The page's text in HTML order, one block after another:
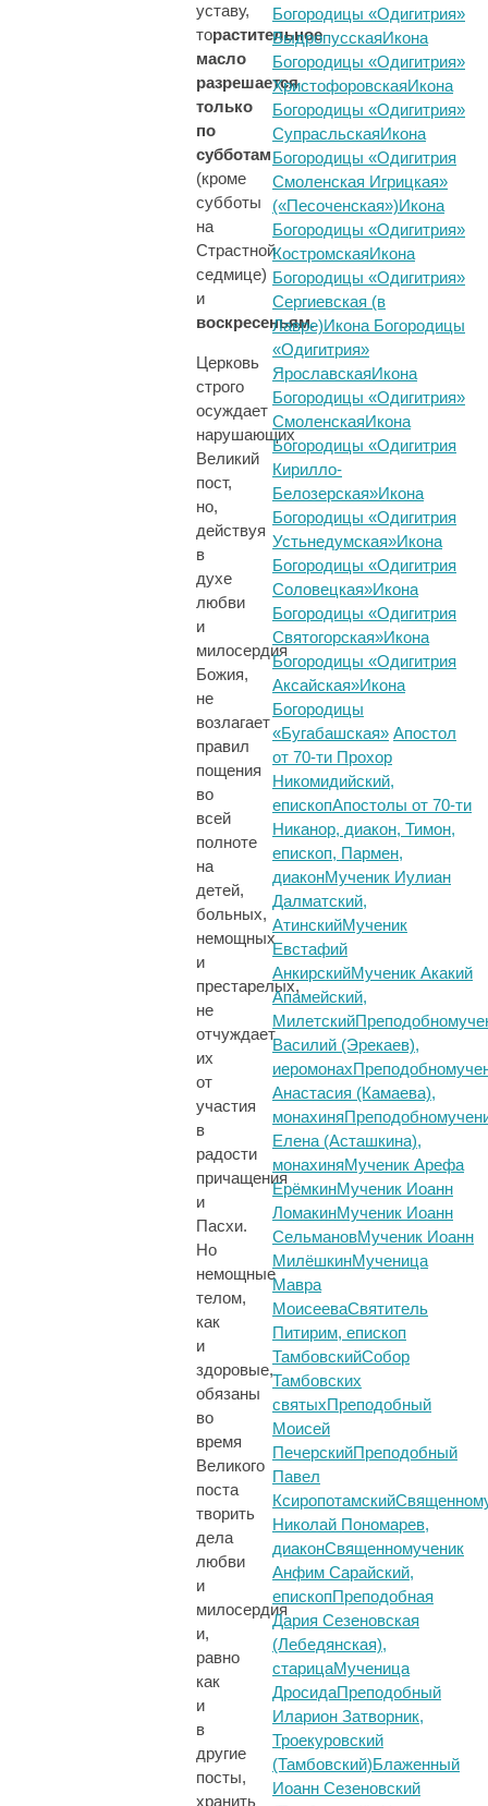
уставу,
торастительное
масло
разрешается
только
по
субботам
(кроме
субботы
на
Страстной
седмице)
и
воскресеньям.
Церковь
строго
осуждает
нарушающих
Великий
пост,
но,
действуя
в
духе
любви
и
милосердия
Божия,
не
возлагает
правил
пощения
во
всей
полноте
на
детей,
больных,
немощных
и
престарелых,
не
отчуждает
их
от
участия
в
радости
причащения
и
Пасхи.
Но
немощные
телом,
как
и
здоровые,
обязаны
во
время
Великого
поста
творить
дела
любви
и
милосердия
и,
равно
как
и
в
другие
посты,
хранить
Богородицы «Одигитрия»
ВыдропусскаяИкона
Богородицы «Одигитрия»
ХристофоровскаяИкона
Богородицы «Одигитрия»
СупрасльскаяИкона
Богородицы «Одигитрия
Смоленская Игрицкая»
(«Песоченская»)Икона
Богородицы «Одигитрия»
КостромскаяИкона
Богородицы «Одигитрия»
Сергиевская (в
Лавре)Икона Богородицы
«Одигитрия»
ЯрославскаяИкона
Богородицы «Одигитрия»
СмоленскаяИкона
Богородицы «Одигитрия
Кирилло-
Белозерская»Икона
Богородицы «Одигитрия
Устьнедумская»Икона
Богородицы «Одигитрия
Соловецкая»Икона
Богородицы «Одигитрия
Святогорская»Икона
Богородицы «Одигитрия
Аксайская»Икона
Богородицы
«Бугабашская» Апостол
от 70-ти Прохор
Никомидийский,
епископАпостолы от 70-ти
Никанор, диакон, Тимон,
епископ, Пармен,
диаконМученик Иулиан
Далматский,
АтинскийМученик
Евстафий
АнкирскийМученик Акакий
Апамейский,
Милетский
Василий (Эрекаев),
иеромонах
Анастасия (Камаева),
монахиня
Елена (Асташкина),
монахиняМученик Арефа
ЕрёмкинМученик Иоанн
ЛомакинМученик Иоанн
СельмановМученик Иоанн
МилёшкинМученица
Мавра
МоисееваСвятитель
Питирим, епископ
ТамбовскийСобор
Тамбовских
святыхПреподобный
Моисей
ПечерскийПреподобный
Павел
Ксиропотамский
Николай Пономарев,
диаконСвященномученик
Анфим Сарайский,
епископПреподобная
Дария Сезеновская
(Лебедянская),
старицаМученица
ДросидаПреподобный
Иларион Затворник,
Троекуровский
(Тамбовский)Блаженный
Иоанн Сезеновский